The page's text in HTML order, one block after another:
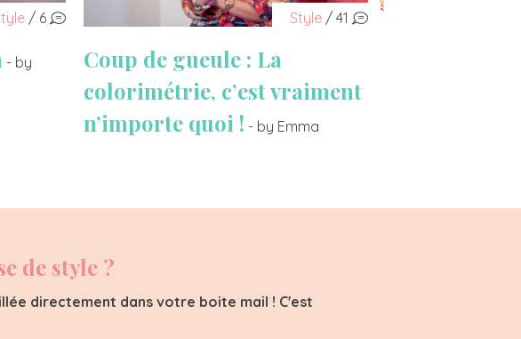
/ 6
- by
Style / 41
Coup de gueule : La
colorimétrie, c’est vraiment
n’importe quoi ! - by Emma
de style ?
directement dans votre boite mail ! C'est